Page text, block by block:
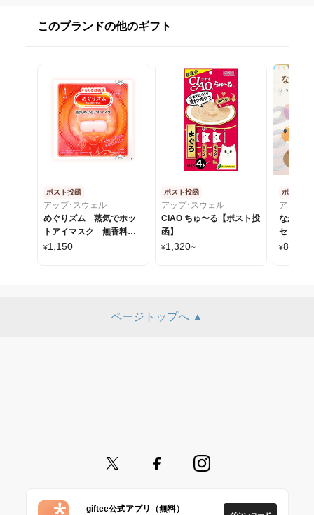
このブランドの他のギフト
ポスト投函
アップ･スウェル
めぐりズム 蒸気でホッ
トアイマスク 無香料 5
枚セット【ポスト投函】
¥1,150
ポスト投函
アップ･スウェル
CIAO ちゅ〜る【ポスト投
函】
¥1,320~
ポスト投
アップ･
ながら
セット
¥880
ページトップへ ▲
giftee公式アプリ（無料）